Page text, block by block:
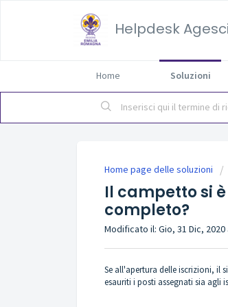
Helpdesk
Home Soluzioni
Home page delle soluzioni
Il campetto si
completo?
Modificato il: Gio, 31 Dic, 2020
Se all'apertura delle iscrizioni, il
esauriti i posti assegnati sia agli